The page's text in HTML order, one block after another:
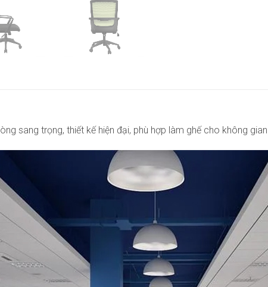
sang trọng, thiết kế hiện đại, phù hợp làm ghế cho không